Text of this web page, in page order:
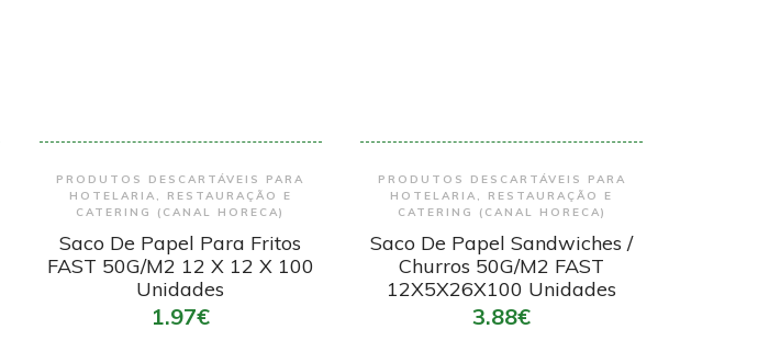
Encomendar
PRODUTOS DESCARTÁVEIS PARA
HOTELARIA, RESTAURAÇÃO E
CATERING (CANAL HORECA)
Saco De Papel Para Fritos
FAST 50G/M2 12 X 12 X 100
Unidades
1.97€
Encomendar
PRODUTOS DESCARTÁVEIS PARA
HOTELARIA, RESTAURAÇÃO E
CATERING (CANAL HORECA)
Saco De Papel Sandwiches /
Churros 50G/M2 FAST
12X5X26X100 Unidades
3.88€